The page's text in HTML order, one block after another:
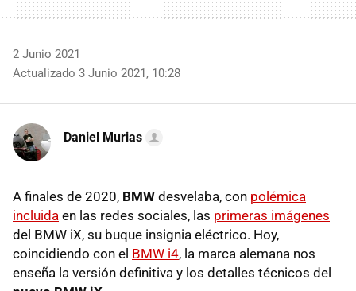
2 Junio 2021
Actualizado 3 Junio 2021, 10:28
Daniel Murias
A finales de 2020, BMW desvelaba, con polémica
incluida en las redes sociales, las primeras imágenes
del BMW iX, su buque insignia eléctrico. Hoy,
coincidiendo con el BMW i4, la marca alemana nos
enseña la versión definitiva y los detalles técnicos del